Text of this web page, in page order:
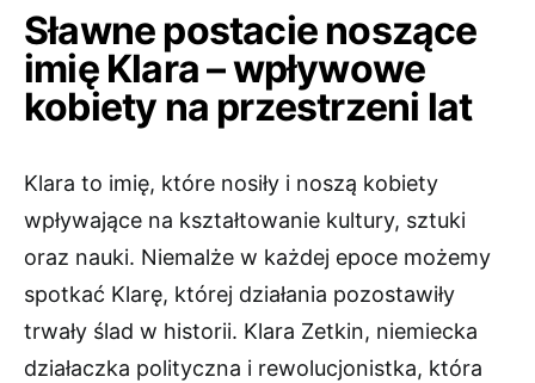
Sławne postacie noszące
imię Klara – wpływowe
kobiety na przestrzeni lat
Klara to imię, które nosiły i noszą kobiety
wpływające na kształtowanie kultury, sztuki
oraz nauki. Niemalże w każdej epoce możemy
spotkać Klarę, której działania pozostawiły
trwały ślad w historii. Klara Zetkin, niemiecka
działaczka polityczna i rewolucjonistka, która